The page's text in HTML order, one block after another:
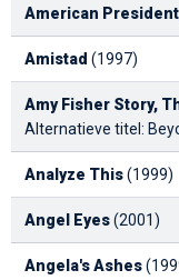
American
Amistad (1997)
Amy Fisher Story,
Alternatieve titel:
Analyze This(1999)
Angel Eyes(2001)
Angela's Ashes